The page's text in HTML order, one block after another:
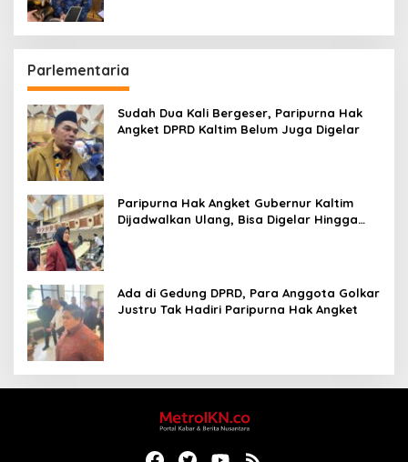
Parlementaria
Sudah Dua Kali Bergeser, Paripurna Hak
Angket DPRD Kaltim Belum Juga Digelar
Paripurna Hak Angket Gubernur Kaltim
Dijadwalkan Ulang, Bisa Digelar Hingga
Ada di Gedung DPRD, Para Anggota Golkar
Justru Tak Hadiri Paripurna Hak Angket